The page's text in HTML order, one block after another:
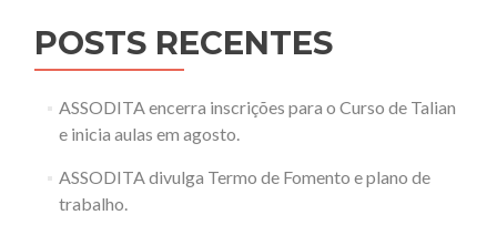
POSTS RECENTES
ASSODITA encerra inscrições para o Curso de Talian
e inicia aulas em agosto.
ASSODITA divulga Termo de Fomento e plano de
trabalho.